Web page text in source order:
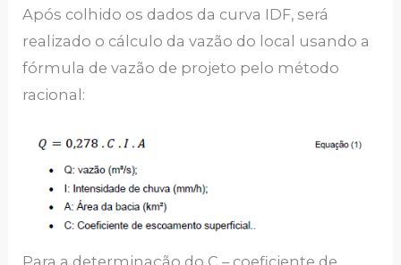
Após colhido os dados da curva IDF, será
realizado o cálculo da vazão do local usando a
fórmula de vazão de projeto pelo método
racional:
Para a determinação do C – coeficiente de